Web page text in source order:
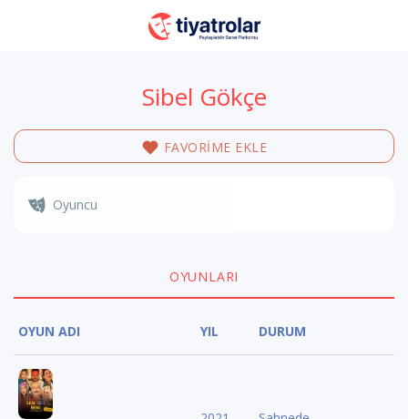
Sibel Gökçe
FAVORİME EKLE
Oyuncu
OYUNLARI
OYUN ADI YIL DURUM